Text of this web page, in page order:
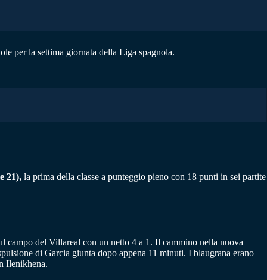
per la settima giornata della Liga spagnola.
21), la prima della classe a punteggio pieno con 18 punti in sei partite
campo del Villareal con un netto 4 a 1. Il cammino nella nuova
di Garcia giunta dopo appena 11 minuti. I blaugrana erano
Ilenikhena.